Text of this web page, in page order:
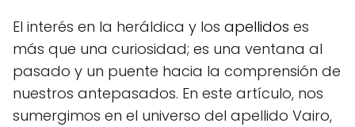
El interés en la heráldica y los apellidos es
más que una curiosidad; es una ventana al
pasado y un puente hacia la comprensión de
nuestros antepasados. En este artículo, nos
sumergimos en el universo del apellido Vairo,